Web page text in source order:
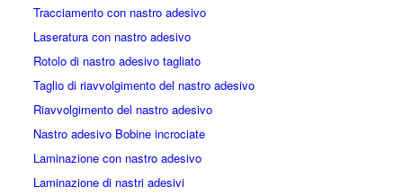
Tracciamento con nastro adesivo
Laseratura con nastro adesivo
Rotolo di nastro adesivo tagliato
Taglio di riavvolgimento del nastro adesivo
Riavvolgimento del nastro adesivo
Nastro adesivo Bobine incrociate
Laminazione con nastro adesivo
Laminazione di nastri adesivi